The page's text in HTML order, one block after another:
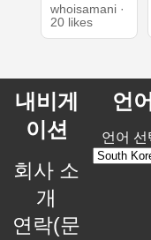
whoisamani ·
20 likes
내비게
이션
회사 소
개
연락(문
언어
언어 선